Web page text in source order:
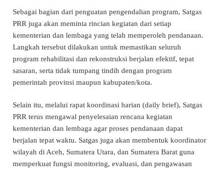
Sebagai bagian dari penguatan pengendalian program, Satgas
PRR juga akan meminta rincian kegiatan dari setiap
kementerian dan lembaga yang telah memperoleh pendanaan.
Langkah tersebut dilakukan untuk memastikan seluruh
program rehabilitasi dan rekonstruksi berjalan efektif, tepat
sasaran, serta tidak tumpang tindih dengan program
pemerintah provinsi maupun kabupaten/kota.
Selain itu, melalui rapat koordinasi harian (daily brief), Satgas
PRR terus mengawal penyelesaian rencana kegiatan
kementerian dan lembaga agar proses pendanaan dapat
berjalan tepat waktu. Satgas juga akan membentuk koordinator
wilayah di Aceh, Sumatera Utara, dan Sumatera Barat guna
memperkuat fungsi monitoring, evaluasi, dan pengawasan